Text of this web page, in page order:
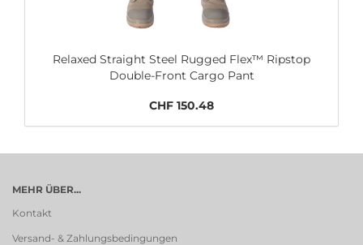
Relaxed Straight Steel Rugged Flex™ Ripstop
Double-Front Cargo Pant
CHF 150.48
MEHR ÜBER...
Kontakt
Versand- & Zahlungsbedingungen